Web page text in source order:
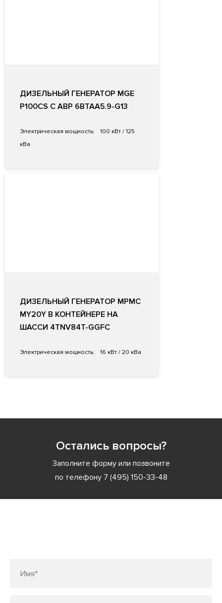
ДИЗЕЛЬНЫЙ ГЕНЕРАТОР MGE
P100CS С АВР 6BTAA5.9-G13
Электрическая мощность:
100 кВт / 125
кВа
ДИЗЕЛЬНЫЙ ГЕНЕРАТОР MPMC
MY20Y В КОНТЕЙНЕРЕ НА
ШАССИ 4TNV84T-GGFC
Электрическая мощность: 16 кВт / 20 кВа
Остались вопросы?
Заполните форму или позвоните
по телефону 7 (495) 150-33-48
Имя*